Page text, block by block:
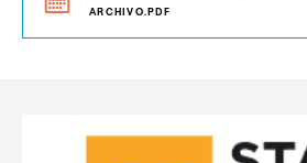
ARCHIVO.PDF